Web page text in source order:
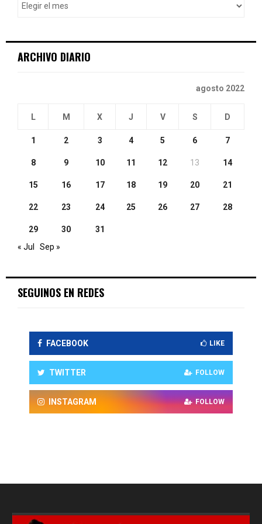
ARCHIVO DIARIO
agosto 2022
L M X J V S D
1 2 3 4 5 6 7
8 9 10 11 12 13 14
15 16 17 18 19 20 21
22 23 24 25 26 27 28
29 30
31
« Jul
Sep »
SEGUINOS EN REDES
FACEBOOK LIKE
TWITTER FOLLOW
INSTAGRAM FOLLOW